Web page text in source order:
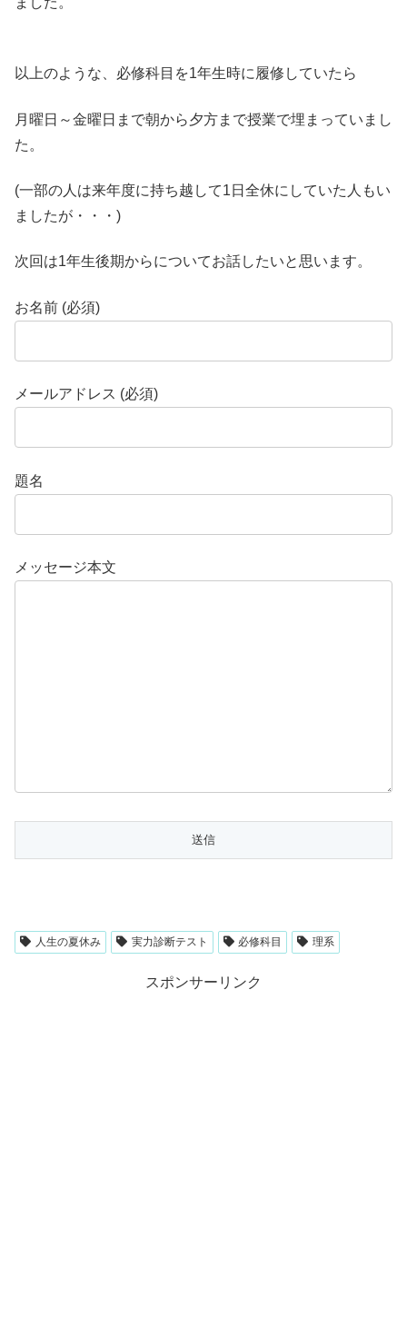
以上のような、必修科目を1年生時に履修していたら
月曜日～金曜日まで朝から夕方まで授業で埋まっていまし
た。
(一部の人は来年度に持ち越して1日全休にしていた人もい
ましたが・・・)
次回は1年生後期からについてお話したいと思います。
お名前 (必須)
メールアドレス (必須)
題名
メッセージ本文
人生の夏休み 実力診断テスト 必修科目 理系
スポンサーリンク